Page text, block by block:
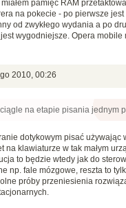
pamięć RAM
na pokecie - po pierwsze
od zwykłego wydania a po
wygodniejsze. Opera mobile
2010, 00:26
na etapie pisania jednym
dotykowym pisać używając
na klawiaturze w tak małym
to będzie wtedy jak do
np. fale mózgowe, reszta to
próby przeniesienia